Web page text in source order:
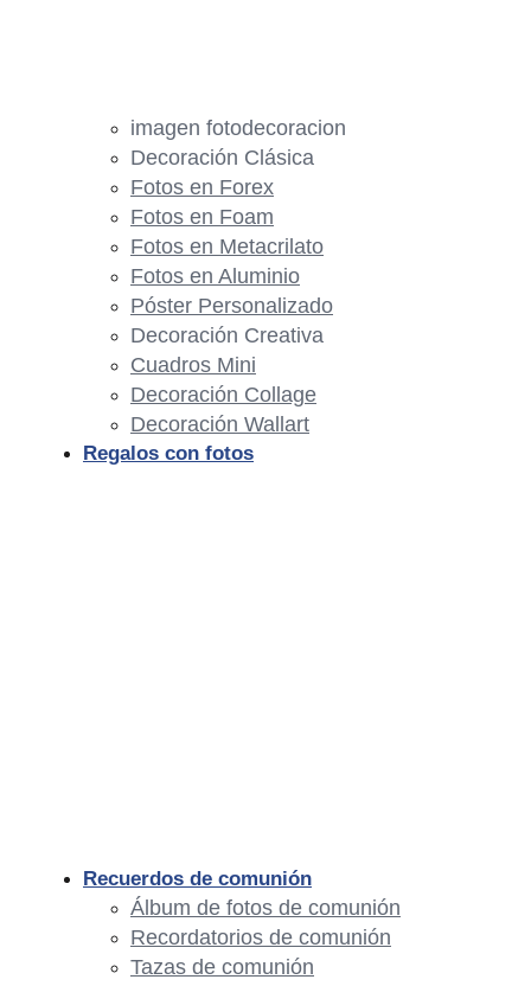
imagen fotodecoracion
Decoración Clásica
Fotos en Forex
Fotos en Foam
Fotos en Metacrilato
Fotos en Aluminio
Póster Personalizado
Decoración Creativa
Cuadros Mini
Decoración Collage
Decoración Wallart
Regalos con fotos
Recuerdos de comunión
Álbum de fotos de comunión
Recordatorios de comunión
Tazas de comunión